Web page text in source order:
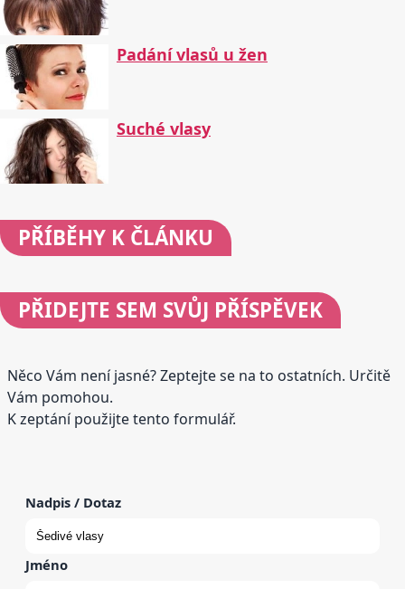
Padání vlasů u žen
Suché vlasy
PŘÍBĚHY K ČLÁNKU
PŘIDEJTE SEM SVŮJ PŘÍSPĚVEK
Něco Vám není jasné? Zeptejte se na to ostatních. Určitě
Vám pomohou.
K zeptání použijte tento formulář.
Nadpis / Dotaz
Jméno